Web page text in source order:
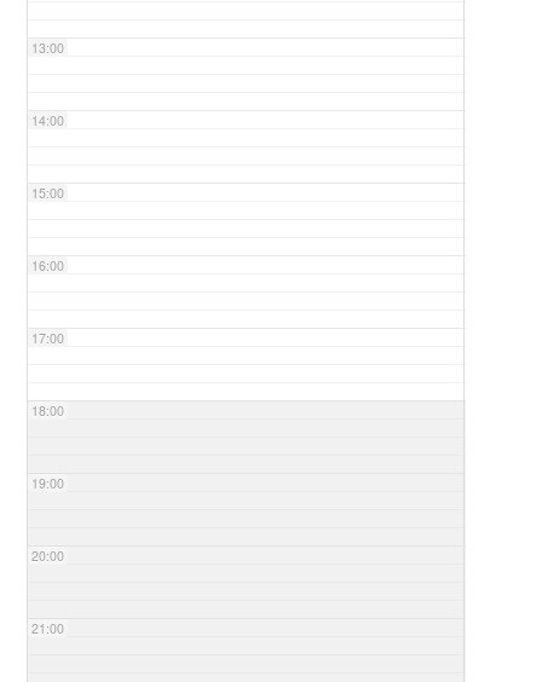
13:00
14:00
15:00
16:00
17:00
18:00
19:00
20:00
21:00